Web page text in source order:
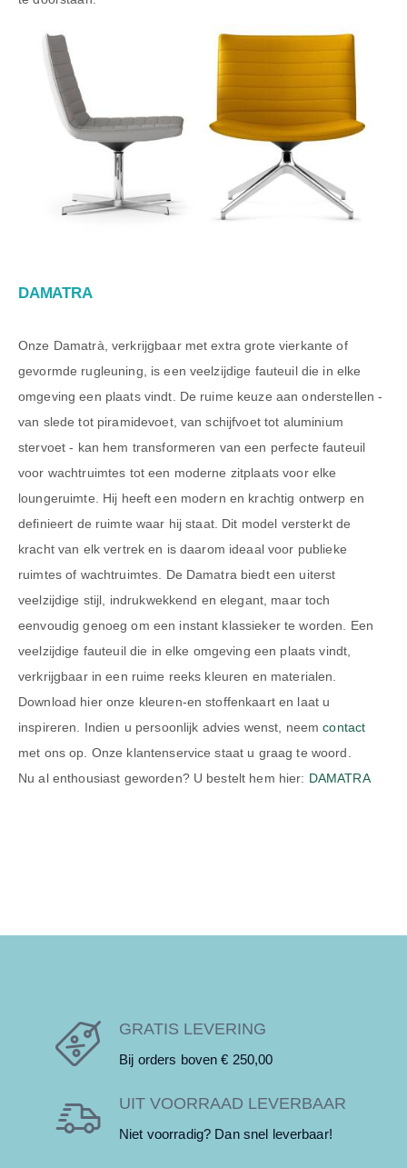
DAMATRA
Onze Damatrà, verkrijgbaar met extra grote vierkante of
gevormde rugleuning, is een veelzijdige fauteuil die in elke
omgeving een plaats vindt. De ruime keuze aan onderstellen -
van slede tot piramidevoet, van schijfvoet tot aluminium
stervoet - kan hem transformeren van een perfecte fauteuil
voor wachtruimtes tot een moderne zitplaats voor elke
loungeruimte. Hij heeft een modern en krachtig ontwerp en
definieert de ruimte waar hij staat. Dit model versterkt de
kracht van elk vertrek en is daarom ideaal voor publieke
ruimtes of wachtruimtes. De Damatra biedt een uiterst
veelzijdige stijl, indrukwekkend en elegant, maar toch
eenvoudig genoeg om een instant klassieker te worden. Een
veelzijdige fauteuil die in elke omgeving een plaats vindt,
verkrijgbaar in een ruime reeks kleuren en materialen.
Download hier onze kleuren-en stoffenkaart en laat u
inspireren. Indien u persoonlijk advies wenst, neemcontact
met ons op. Onze klantenservice staat u graag te woord.
Nu al enthousiast geworden? U bestelt hem hier: DAMATRA
GRATIS LEVERING
Bij orders boven € 250,00
UIT VOORRAAD LEVERBAAR
Niet voorradig? Dan snel leverbaar!